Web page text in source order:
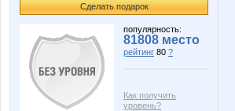
Сделать подарок
популярность:
81808 место
рейтинг 80 ?
Как получить
уровень?